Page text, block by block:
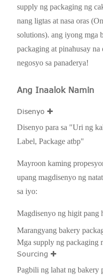
supply ng packaging ng
nang ligtas at nasa oras
solutions). ang iyong mga
packaging at pinahusay
negosyo sa panaderya!
Ang Inaalok Namin
Disenyo
Disenyo para sa "Uri ng
Label, Package atbp"
Mayroon kaming
upang magdisenyo ng
sa iyo:
Magdisenyo ng higit pang
Marangyang bakery
Mga supply ng packaging
Sourcing
Pagbili ng lahat ng bakery